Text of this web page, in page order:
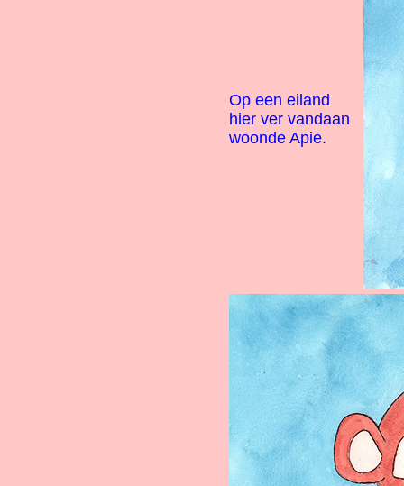
Op een eiland
hier ver vandaan
woonde Apie.